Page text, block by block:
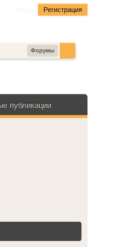
Регистрация
Форумы
публикации